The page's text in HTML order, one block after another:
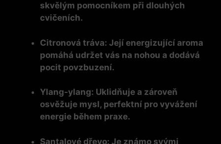
skvělým pomocníkem při dlouhých
cvičeních.
Citronová tráva: Její energizující aroma
pomáhá udržet vás na nohou a dodává
pocit povzbuzení.
Ylang-ylang: Uklidňuje a zároveň
osvěžuje mysl, perfektní pro vyvážení
energie během praxe.
Santalové dřevo: Je známo svými